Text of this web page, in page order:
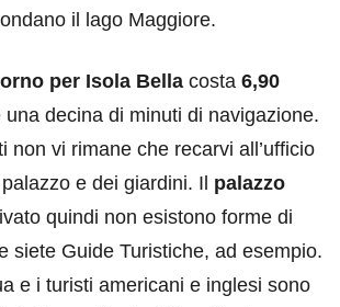
il lago Maggiore.
per Isola Bella costa 6,90
una decina di minuti di navigazione.
non vi rimane che recarvi all’ufficio
e dei giardini. Il palazzo
quindi non esistono forme di
siete Guide Turistiche, ad esempio.
e i turisti americani e inglesi sono